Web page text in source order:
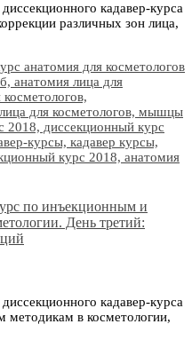
кадавер-курса
различных зон лица,
по инъекционным и
День третий:
кадавер-курса
в косметологии,